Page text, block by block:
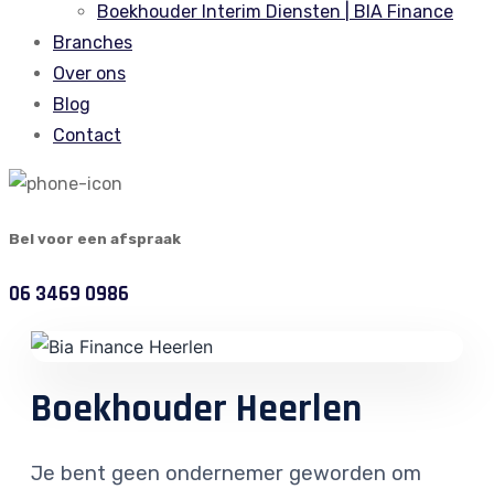
Boekhouder Interim Diensten | BIA Finance
Branches
Over ons
Blog
Contact
Bel voor een afspraak
06 3469 0986
Boekhouder Heerlen
Je bent geen ondernemer geworden om